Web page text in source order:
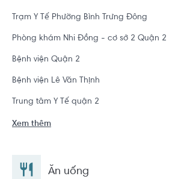
Trạm Y Tế Phường Bình Trưng Đông
Phòng khám Nhi Đồng - cơ sở 2 Quận 2
Bệnh viện Quận 2
Bệnh viện Lê Văn Thịnh
Trung tâm Y Tế quận 2
Xem thêm
Ăn uống